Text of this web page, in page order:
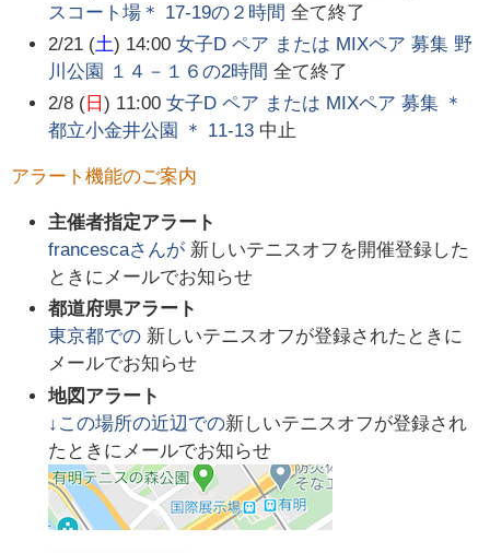
スコート場＊ 17-19の２時間 全て終了
2/21 (土) 14:00 女子D ペア または MIXペア 募集 野
川公園 １４－１６の2時間 全て終了
2/8 ( 日) 11:00 女子D ペア または MIXペア 募集 ＊
都立小金井公園 ＊ 11-13 中止
アラート機能のご案内
主催者指定アラート
francescaさんが 新しいテニスオフを開催登録した
ときにメールでお知らせ
都道府県アラート
東京都での 新しいテニスオフが登録されたときに
メールでお知らせ
地図アラート
↓この場所の近辺での新しいテニスオフが登録され
たときにメールでお知らせ